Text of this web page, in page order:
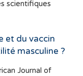
scientifiques
et du vaccin
masculine ?
Journal of